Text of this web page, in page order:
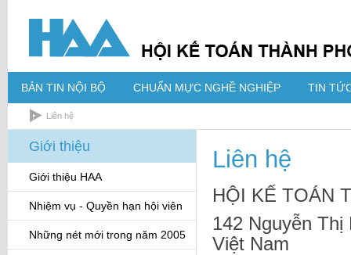
BẢN TIN NỘI BỘ CHUẨN MỰC NGHỀ NGHIỆP TIN
Liên hệ
Giới thiệu
Giới thiệu HAA
Nhiệm vụ - Quyền hạn hội viên
Những nét mới trong năm 2005
Liên hệ
HỘI KẾ TOÁN
142 Nguyễn
Việt Nam